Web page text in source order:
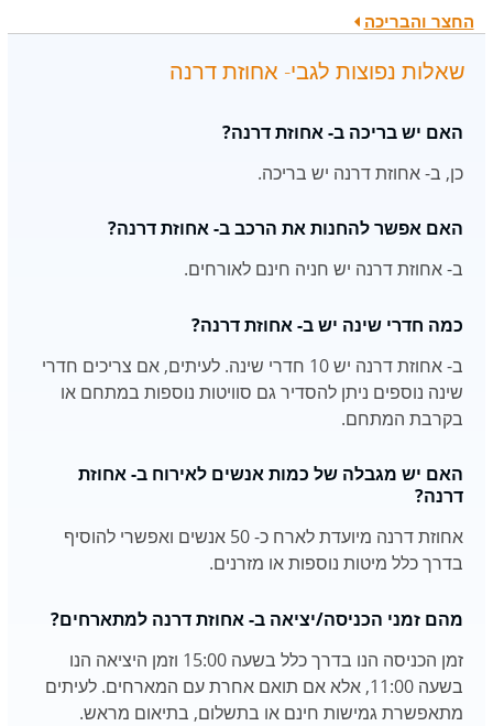
החצר והבריכה
שאלות נפוצות לגבי- אחוזת דרנה
האם יש בריכה ב- אחוזת דרנה?
כן, ב- אחוזת דרנה יש בריכה.
האם אפשר להחנות את הרכב ב- אחוזת דרנה?
ב- אחוזת דרנה יש חניה חינם לאורחים.
כמה חדרי שינה יש ב- אחוזת דרנה?
ב- אחוזת דרנה יש 10 חדרי שינה. לעיתים, אם צריכים חדרי
שינה נוספים ניתן להסדיר גם סוויטות נוספות במתחם או
בקרבת המתחם.
האם יש מגבלה של כמות אנשים לאירוח ב- אחוזת
דרנה?
אחוזת דרנה מיועדת לארח כ- 50 אנשים ואפשרי להוסיף
בדרך כלל מיטות נוספות או מזרנים.
מהם זמני הכניסה/יציאה ב- אחוזת דרנה למתארחים?
זמן הכניסה הנו בדרך כלל בשעה 15:00 וזמן היציאה הנו
בשעה 11:00, אלא אם תואם אחרת עם המארחים. לעיתים
מתאפשרת גמישות חינם או בתשלום, בתיאום מראש.